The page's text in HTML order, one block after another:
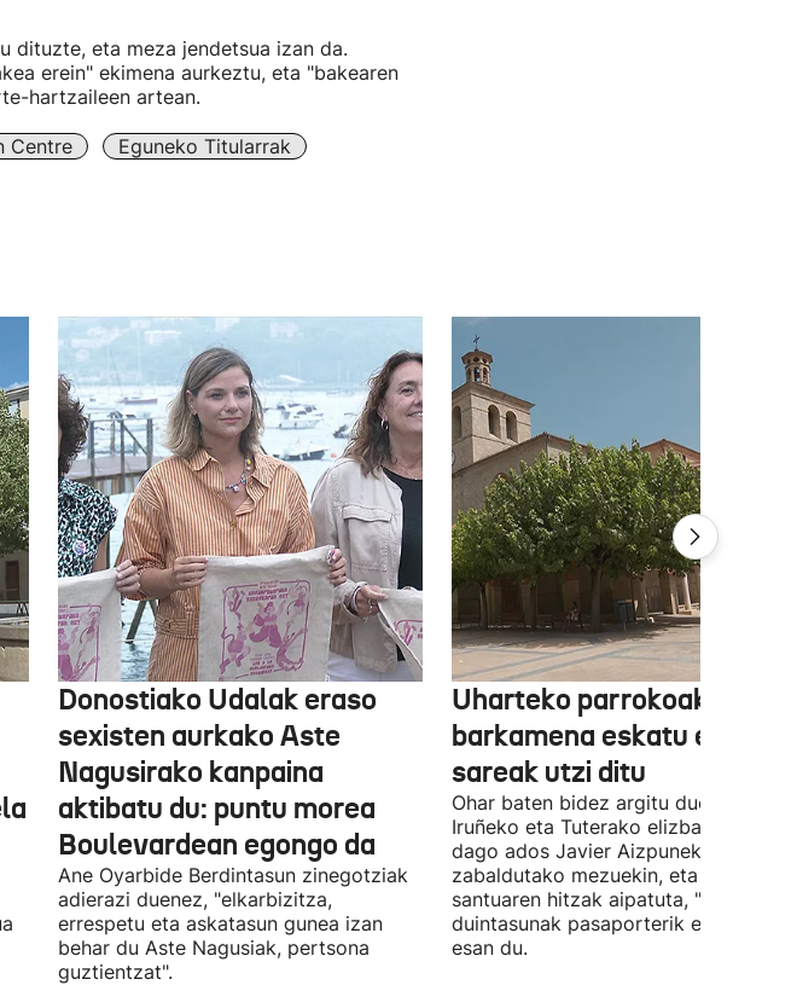
dituzte, eta meza jendetsua izan da.
erein" ekimena aurkeztu, eta "bakearen
hartzaileen artean.
Centre
Eguneko Titularrak
Donostiako Udalak eraso
sexisten aurkako Aste
Nagusirako kanpaina
aktibatu du: puntu morea
Boulevardean egongo da
Ane Oyarbide Berdintasun zinegotziak
adierazi duenez, "elkarbizitza,
errespetu eta askatasun gunea izan
behar du Aste Nagusiak, pertsona
guztientzat".
Uharteko parrokoak
barkamena eskatu eta
sareak utzi ditu
Ohar baten bidez argitu duenez,
Iruñeko eta Tuterako elizbarrutia ez
dago ados Javier Aizpunek
zabaldutako mezuekin, eta aita
santuaren hitzak aipatuta, "giza
duintasunak pasaporterik ez" duela
esan du.